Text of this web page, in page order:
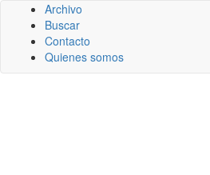
Archivo
Buscar
Contacto
Quienes somos